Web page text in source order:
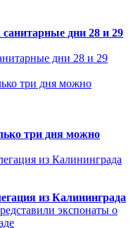
дни 28 и 29
дни 28 и 29
три дня можно
из Калининграда